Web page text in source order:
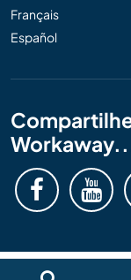
Français
Español